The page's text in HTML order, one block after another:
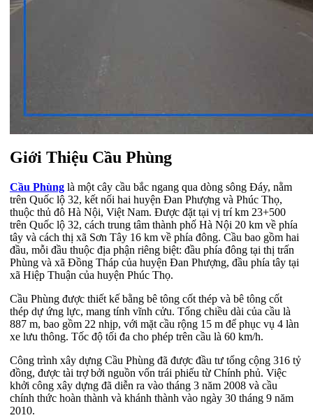
Giới Thiệu Cầu Phùng
Cầu Phùng là một cây cầu bắc ngang qua dòng sông Đáy, nằm
trên Quốc lộ 32, kết nối hai huyện Đan Phượng và Phúc Thọ,
thuộc thủ đô Hà Nội, Việt Nam. Được đặt tại vị trí km 23+500
trên Quốc lộ 32, cách trung tâm thành phố Hà Nội 20 km về phía
tây và cách thị xã Sơn Tây 16 km về phía đông. Cầu bao gồm hai
đầu, mỗi đầu thuộc địa phận riêng biệt: đầu phía đông tại thị trấn
Phùng và xã Đồng Tháp của huyện Đan Phượng, đầu phía tây tại
xã Hiệp Thuận của huyện Phúc Thọ.
Cầu Phùng được thiết kế bằng bê tông cốt thép và bê tông cốt
thép dự ứng lực, mang tính vĩnh cửu. Tổng chiều dài của cầu là
887 m, bao gồm 22 nhịp, với mặt cầu rộng 15 m để phục vụ 4 làn
xe lưu thông. Tốc độ tối đa cho phép trên cầu là 60 km/h.
Công trình xây dựng Cầu Phùng đã được đầu tư tổng cộng 316 tỷ
đồng, được tài trợ bởi nguồn vốn trái phiếu từ Chính phủ. Việc
khởi công xây dựng đã diễn ra vào tháng 3 năm 2008 và cầu
chính thức hoàn thành và khánh thành vào ngày 30 tháng 9 năm
2010.